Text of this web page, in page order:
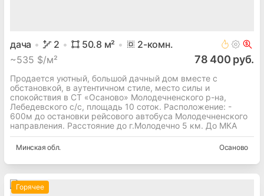
дача 2 50.8 м² 2-комн.
~535 $/м² 78 400 руб.
Продается уютный, большой дачный дом вместе с
обстановкой, в аутентичном стиле, место силы и
спокойствия в СТ «Осаново» Молодечненского р-на,
Лебедевского с/с, площадь 10 соток. Расположение: -
600м до остановки рейсового автобуса Молодечненского
направления. Расстояние до г.Молодечно 5 км. До МКА
Минская обл. Осаново
Горячее